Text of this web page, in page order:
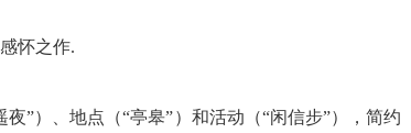
怀之作.
”）、地点（“亭皋”）和活动（“闲信步”），简约